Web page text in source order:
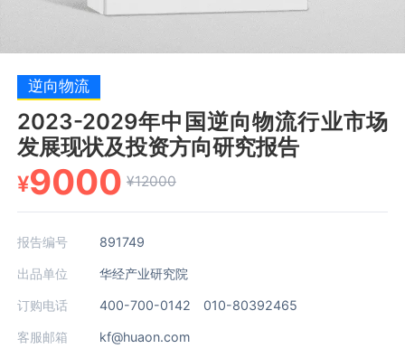
逆向物流
2023-2029年中国逆向物流行业市场
发展现状及投资方向研究报告
¥9000 ¥12000
报告编号 891749
出品单位 华经产业研究院
订购电话 400-700-0142 010-80392465
客服邮箱 kf@huaon.com